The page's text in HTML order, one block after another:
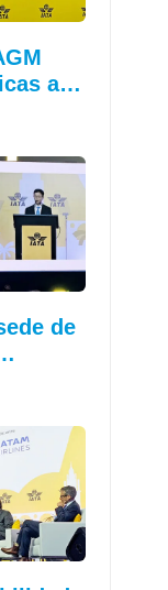
a…
de